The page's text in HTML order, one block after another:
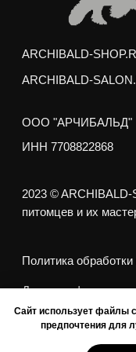
Договор оферты
Мытье
(шампунь и кондиционер)
Сушка и вытягивание
Гигиеническая стрижка
Любая стрижка по
Груминг выполняется
Академии Груминга
Покупая корм/
бесплатный груминг
Арчибальд
Сайт использует файлы
предпочтения для
Error get alias